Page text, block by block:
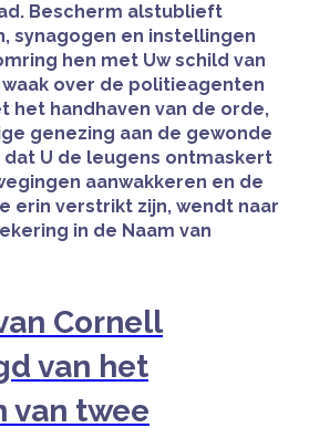
Bescherm alstublieft
synagogen en instellingen
hen met Uw schild van
over de politieagenten
het handhaven van de orde,
genezing aan de gewonde
dat U de leugens ontmaskert
aanwakkeren en de
erin verstrikt zijn, wendt naar
in de Naam van
Cornell
van het
van twee